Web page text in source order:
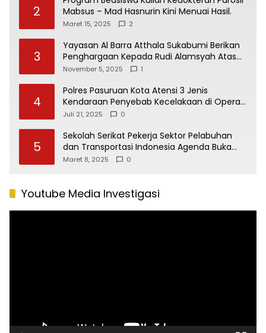
2
Mabsus – Mad Hasnurin Kini Menuai Hasil.
Maret 15, 2025 2
3
Yayasan Al Barra Atthala Sukabumi Berikan
Penghargaan Kepada Rudi Alamsyah Atas
Kontribusi Sosial dan Kemasyarakatan
November 5, 2025 1
4
Polres Pasuruan Kota Atensi 3 Jenis
Kendaraan Penyebab Kecelakaan di Operasi
Patuh Semeru 2025
Juli 21, 2025 0
5
Sekolah Serikat Pekerja Sektor Pelabuhan
dan Transportasi Indonesia Agenda Buka
Puasa Bersama
Maret 8, 2025 0
Youtube Media Investigasi